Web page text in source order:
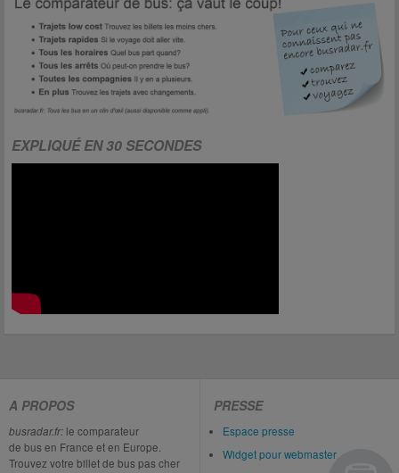
EXPLIQUÉ EN 30 SECONDES
A PROPOS
busradar.fr: le comparateur
de bus en France et en Europe.
Trouvez votre billet de bus pas cher
PRESSE
Espace presse
Widget pour webmaster